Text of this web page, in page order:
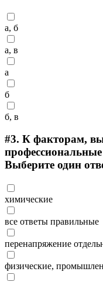
а, б
а, в
а
б
б, в
#3. К факторам,
профессиональные
Выберите один
химические
все ответы правильные
перенапряжение
физические,